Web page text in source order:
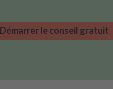
Démarrer le conseil gratuit